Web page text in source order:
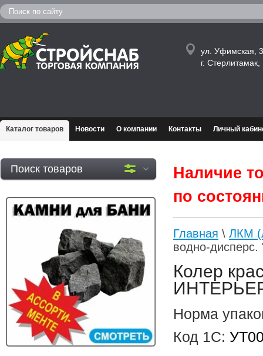
ул. Уфимская,
г.
Каталог товаров Новости О компании Контакты Личный
Поиск товаров
Наличие
по
Главная \ ЛКМ
водно-
Колер
Норма
Код 1С: